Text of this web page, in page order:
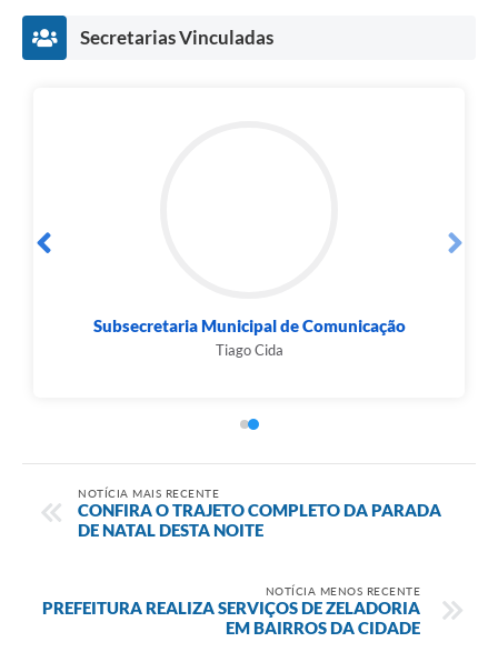
Secretarias Vinculadas
Subsecretaria Municipal de Comunicação
Tiago Cida
NOTÍCIA MAIS RECENTE
CONFIRA O TRAJETO COMPLETO DA PARADA
DE NATAL DESTA NOITE
NOTÍCIA MENOS RECENTE
PREFEITURA REALIZA SERVIÇOS DE ZELADORIA
EM BAIRROS DA CIDADE